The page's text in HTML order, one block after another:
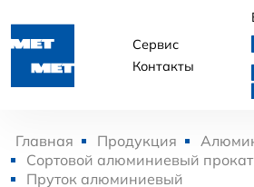
Сервис
Контакты
Главная Продукция
Сортовой алюминиевый прокат
Пруток алюминиевый